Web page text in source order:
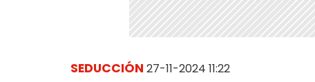
SEDUCCIÓN 27-11-2024 11:22